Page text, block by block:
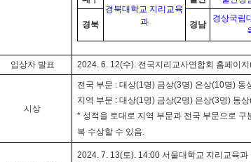
경북대학교 지리교육
과
경북 경남
경상국립
입상자 발표 2024. 6. 12(수). 전국지리교사연합회 홈페이지
시상
전국 부문 : 대상(1명) 금상(3명) 은상(10명) 동
지역 부문 : 대상(1명) 금상(2명) 은상(3명) 동상
* 성적을 토대로 지역 부문과 전국 부문으로
복 수상할 수 있음.
2024. 7. 13(토). 14:00 서울대학교 지리교육과